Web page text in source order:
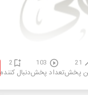
21
پخش
103
تعداد پخش
2
دنبال کننده